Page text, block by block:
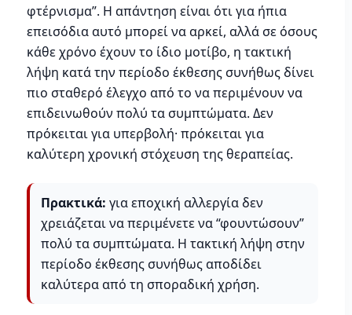
φτέρνισμα”. Η απάντηση είναι ότι για ήπια
επεισόδια αυτό μπορεί να αρκεί, αλλά σε όσους
κάθε χρόνο έχουν το ίδιο μοτίβο, η τακτική
λήψη κατά την περίοδο έκθεσης συνήθως δίνει
πιο σταθερό έλεγχο από το να περιμένουν να
επιδεινωθούν πολύ τα συμπτώματα. Δεν
πρόκειται για υπερβολή· πρόκειται για
καλύτερη χρονική στόχευση της θεραπείας.
Πρακτικά: για εποχική αλλεργία δεν
χρειάζεται να περιμένετε να “φουντώσουν”
πολύ τα συμπτώματα. Η τακτική λήψη στην
περίοδο έκθεσης συνήθως αποδίδει
καλύτερα από τη σποραδική χρήση.